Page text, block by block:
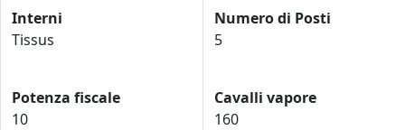
Interni
Tissus
Numero di Posti
5
Potenza fiscale
10
Cavalli vapore
160